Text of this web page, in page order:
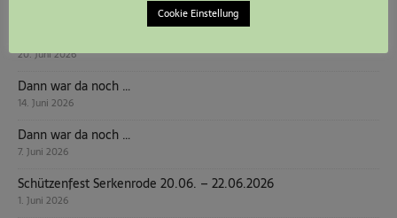
20. Juni 2026
Dann war da noch …
14. Juni 2026
Dann war da noch …
7. Juni 2026
Schützenfest Serkenrode 20.06. – 22.06.2026
1. Juni 2026
Cookie Einstellung